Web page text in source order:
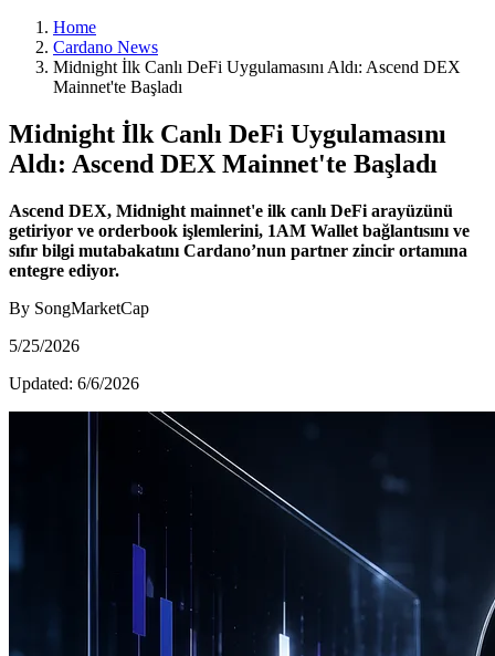
Home
Cardano News
Midnight İlk Canlı DeFi Uygulamasını Aldı: Ascend DEX
Mainnet'te Başladı
Midnight İlk Canlı DeFi Uygulamasını
Aldı: Ascend DEX Mainnet'te Başladı
Ascend DEX, Midnight mainnet'e ilk canlı DeFi arayüzünü
getiriyor ve orderbook işlemlerini, 1AM Wallet bağlantısını ve
sıfır bilgi mutabakatını Cardano’nun partner zincir ortamına
entegre ediyor.
By SongMarketCap
5/25/2026
Updated: 6/6/2026